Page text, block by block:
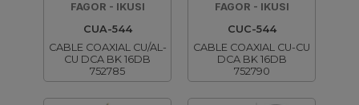
FAGOR - IKUSI
CUA-544
CABLE COAXIAL CU/AL-
CU DCA BK 16DB
752785
FAGOR - IKUSI
CUC-544
CABLE COAXIAL CU-CU
DCA BK 16DB
752790